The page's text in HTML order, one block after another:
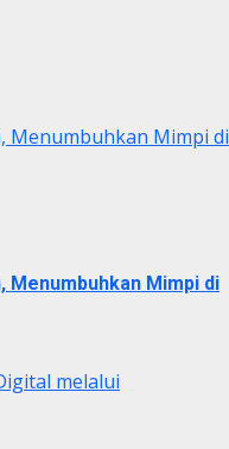
Menumbuhkan Mimpi di
Mimpi di
melalui